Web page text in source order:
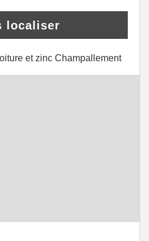
localiser
et zinc Champallement